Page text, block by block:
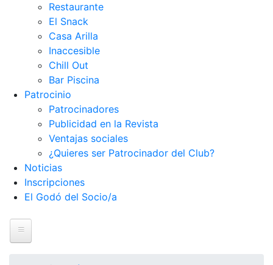
Restaurante
El Snack
Casa Arilla
Inaccesible
Chill Out
Bar Piscina
Patrocinio
Patrocinadores
Publicidad en la Revista
Ventajas sociales
¿Quieres ser Patrocinador del Club?
Noticias
Inscripciones
El Godó del Socio/a